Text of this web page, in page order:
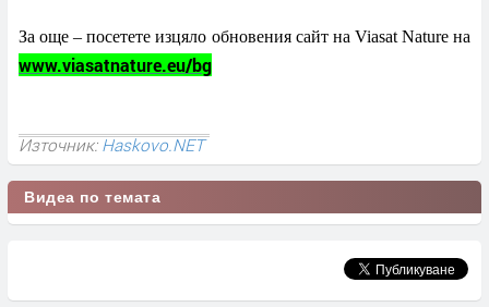
За още – посетете изцяло обновения сайт на Viasat Natureна
www.viasatnature.eu/bg
Източник: Haskovo.NET
Видеа по темата